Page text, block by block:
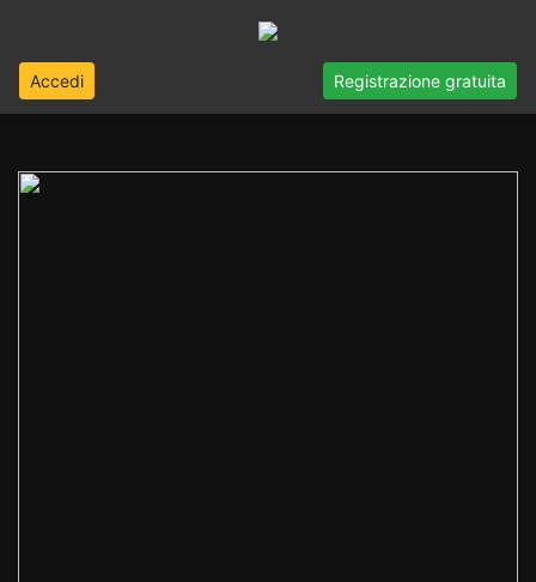
Accedi Registrazione gratuita